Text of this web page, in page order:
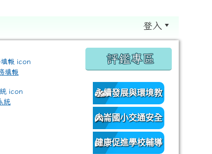
登入
填報
統
\
:::
評鑑專區
永續發展與環境教
育資源網
大崙國小交通安全
網
健康促進學校輔導